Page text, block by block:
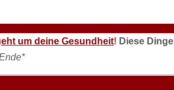
um deine Gesundheit! Diese Dinge